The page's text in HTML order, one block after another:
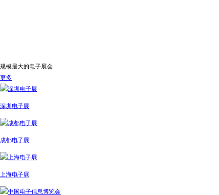
规模最大的电子展会
更多
深圳电子展
成都电子展
上海电子展